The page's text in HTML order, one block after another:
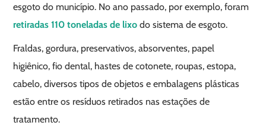
esgoto do município. No ano passado, por exemplo, foram
retiradas 110 toneladas de lixo do sistema de esgoto.
Fraldas, gordura, preservativos, absorventes, papel
higiênico, fio dental, hastes de cotonete, roupas, estopa,
cabelo, diversos tipos de objetos e embalagens plásticas
estão entre os resíduos retirados nas estações de
tratamento.